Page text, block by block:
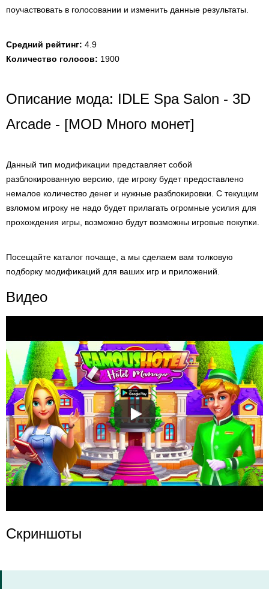
поучаствовать в голосовании и изменить данные результаты.
Средний рейтинг: 4.9
Количество голосов: 1900
Описание мода: IDLE Spa Salon - 3D
Arcade - [MOD Много монет]
Данный тип модификации представляет собой
разблокированную версию, где игроку будет предоставлено
немалое количество денег и нужные разблокировки. С текущим
взломом игроку не надо будет прилагать огромные усилия для
прохождения игры, возможно будут возможны игровые покупки.
Посещайте каталог почаще, а мы сделаем вам толковую
подборку модификаций для ваших игр и приложений.
Видео
Скриншоты